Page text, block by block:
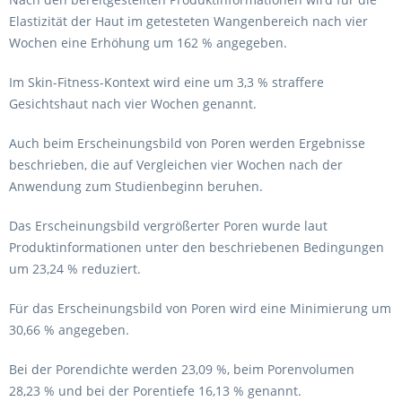
Elastizität der Haut im getesteten Wangenbereich nach vier
Wochen eine Erhöhung um 162 % angegeben.
Im Skin-Fitness-Kontext wird eine um 3,3 % straffere
Gesichtshaut nach vier Wochen genannt.
Auch beim Erscheinungsbild von Poren werden Ergebnisse
beschrieben, die auf Vergleichen vier Wochen nach der
Anwendung zum Studienbeginn beruhen.
Das Erscheinungsbild vergrößerter Poren wurde laut
Produktinformationen unter den beschriebenen Bedingungen
um 23,24 % reduziert.
Für das Erscheinungsbild von Poren wird eine Minimierung um
30,66 % angegeben.
Bei der Porendichte werden 23,09 %, beim Porenvolumen
28,23 % und bei der Porentiefe 16,13 % genannt.